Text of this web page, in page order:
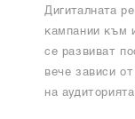
Дигиталната
кампании към
се развиват
вече зависи
на